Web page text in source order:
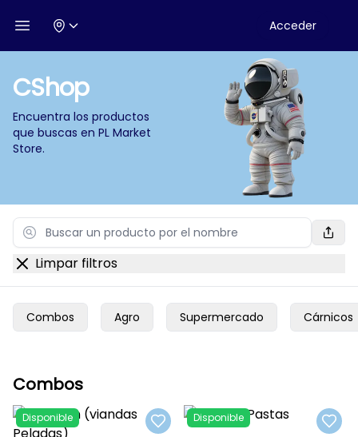
Open menu Acceder
CShop
Encuentra los productos
que buscas en PL Market
Store.
Search
Limpar filtros
Combos Agro Supermercado Cárnicos
Combos
Add to favorites
Disponible
Add
Disponible